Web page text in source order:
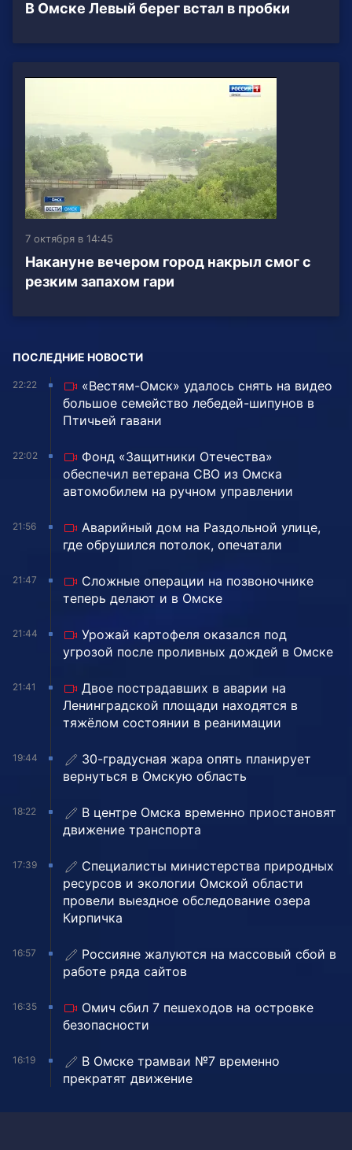
В Омске Левый берег встал в пробки
7 октября в 14:45
Накануне вечером город накрыл смог с
резким запахом гари
ПОСЛЕДНИЕ НОВОСТИ
22:22
«Вестям-Омск» удалось снять на видео
большое семейство лебедей-шипунов в
Птичьей гавани
22:02
Фонд «Защитники Отечества»
обеспечил ветерана СВО из Омска
автомобилем на ручном управлении
21:56
Аварийный дом на Раздольной улице,
где обрушился потолок, опечатали
21:47
Сложные операции на позвоночнике
теперь делают и в Омске
21:44
Урожай картофеля оказался под
угрозой после проливных дождей в Омске
21:41
Двое пострадавших в аварии на
Ленинградской площади находятся в
тяжёлом состоянии в реанимации
19:44
30-градусная жара опять планирует
вернуться в Омскую область
18:22
В центре Омска временно приостановят
движение транспорта
17:39
Специалисты министерства природных
ресурсов и экологии Омской области
провели выездное обследование озера
Кирпичка
16:57
Россияне жалуются на массовый сбой в
работе ряда сайтов
16:35
Омич сбил 7 пешеходов на островке
безопасности
16:19
В Омске трамваи №7 временно
прекратят движение